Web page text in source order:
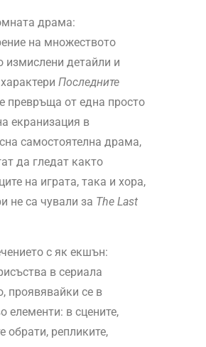
драма:
на множеството
измислени детайли и
Последните
превръща от една просто
екранизация в
самостоятелна драма,
да гледат както
на играта, така и хора,
не са чували за The Last
с як екшън:
в сериала
проявявайки се в
елементи: в сцените,
обрати, репликите,